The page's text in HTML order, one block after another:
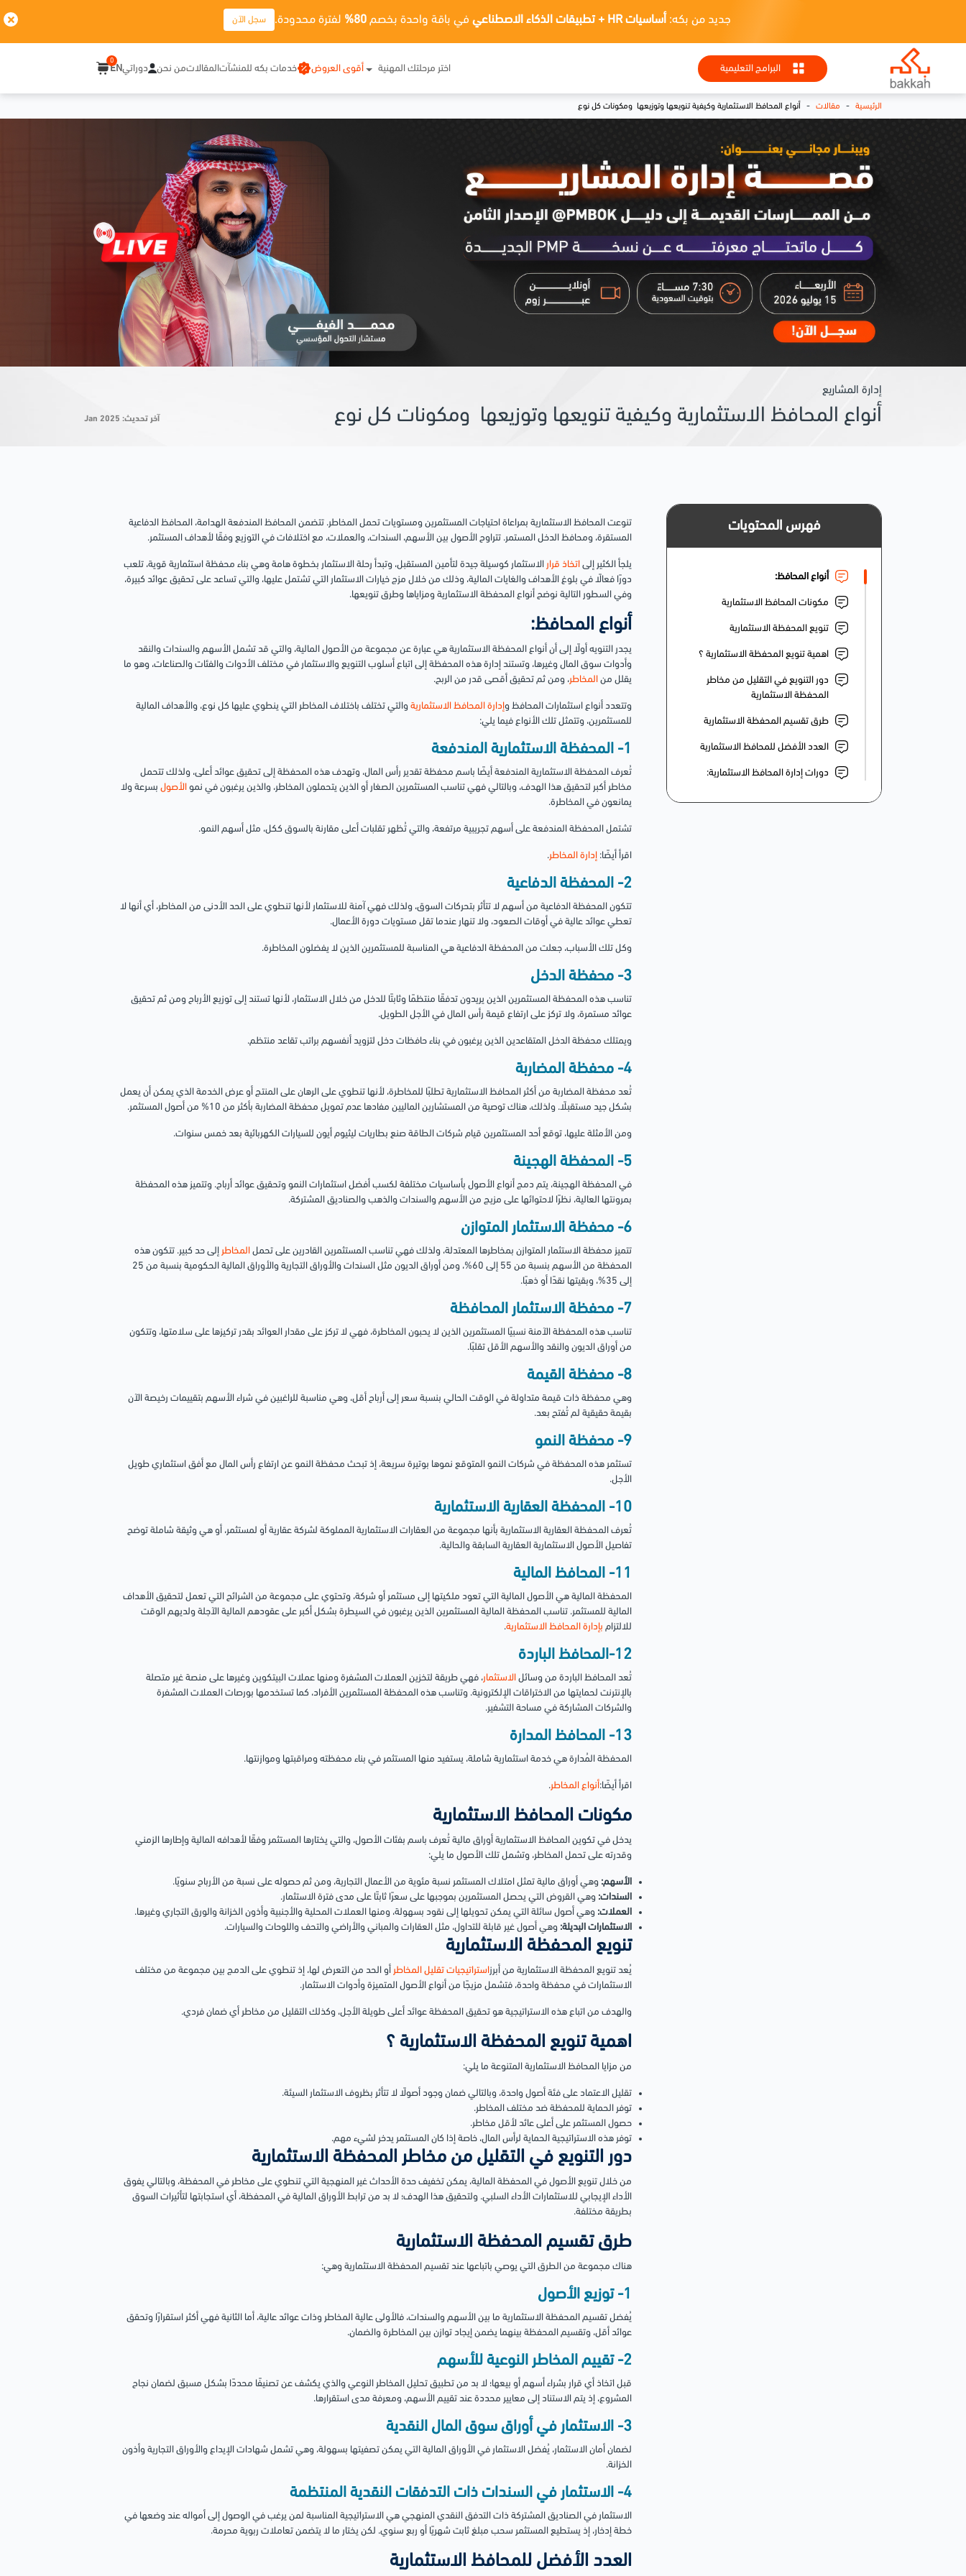
جديد من بكه: أساسيات HR + تطبيقات الذكاء الاصطناعي في باقة واحدة بخصم 80% لفترة محدودة. سجل الآن
البرامج التعليمية اختر مرحلتك المهنية أقوى العروض خدمات بكه للمنشآتالمقالاتمن نحن دوراتيEN
0
الرئيسية - مقالات - أنواع المحافظ الاستثمارية وكيفية تنويعها وتوزيعها ومكونات كل نوع
إدارة المشاريع
أنواع المحافظ الاستثمارية وكيفية تنويعها وتوزيعها ومكونات كل نوع آخر تحديث: Jan 2025
فهرس المحتويات
أنواع المحافظ:
مكونات المحافظ الاستثمارية
تنويع المحفظة الاستثمارية
اهمية تنويع المحفظة الاستثمارية ؟
دور التنويع في التقليل من مخاطر
المحفظة الاستثمارية
طرق تقسيم المحفظة الاستثمارية
العدد الأفضل للمحافظ الاستثمارية
دورات إدارة المحافظ الاستثمارية:
تنوعت المحافظ الاستثمارية بمراعاة احتياجات المستثمرين ومستويات تحمل المخاطر. تتضمن المحافظ المندفعة الهدامة، المحافظ الدفاعية
المستقرة، ومحافظ الدخل المستمر. تتراوح الأصول بين الأسهم، السندات، والعملات، مع اختلافات في التوزيع وفقًا لأهداف المستثمر.
يلجأ الكثير إلى اتخاذ قرار الاستثمار كوسيلة جيدة لتأمين المستقبل، وتبدأ رحلة الاستثمار بخطوة هامة وهي بناء محفظة استثمارية قوية، تلعب
دورًا فعالًا في بلوغ الأهداف والغايات المالية، وذلك من خلال مزج خيارات الاستثمار التي تشتمل عليها، والتي تساعد على تحقيق عوائد كبيرة،
وفي السطور التالية نوضح أنواع المحفظة الاستثمارية ومزاياها وطرق تنويعها.
أنواع المحافظ:
يجدر التنويه أولًا إلى أن أنواع المحفظة الاستثمارية هي عبارة عن مجموعة من الأصول المالية، والتي قد تشمل الأسهم والسندات والنقد
وأدوات سوق المال وغيرها، وتستند إدارة هذه المحفظة إلى اتباع أسلوب التنويع والاستثمار في مختلف الأدوات والفئات والصناعات، وهو ما
يقلل من المخاطر، ومن ثم تحقيق أقصى قدر من الربح.
وتتعدد أنواع استثمارات المحافظ وإدارة المحافظ الاستثمارية والتي تختلف باختلاف المخاطر التي ينطوي عليها كل نوع، والأهداف المالية
للمستثمرين، وتتمثل تلك الأنواع فيما يلي:
1- المحفظة الاستثمارية المندفعة
تُعرف المحفظة الاستثمارية المندفعة أيضًا باسم محفظة تقدير رأس المال، وتهدف هذه المحفظة إلى تحقيق عوائد أعلى، ولذلك تتحمل
مخاطر أكبر لتحقيق هذا الهدف، وبالتالي فهي تناسب المستثمرين الصغار أو الذين يتحملون المخاطر، والذين يرغبون في نمو الأصول بسرعة ولا
يمانعون في المخاطرة.
تشتمل المحفظة المندفعة على أسهم تجريبية مرتفعة، والتي تُظهر تقلبات أعلى مقارنة بالسوق ككل، مثل أسهم النمو.
اقرأ أيضًا: إدارة المخاطر.
2- المحفظة الدفاعية
تتكون المحفظة الدفاعية من أسهم لا تتأثر بتحركات السوق، ولذلك فهي آمنة للاستثمار لأنها تنطوي على الحد الأدنى من المخاطر، أي أنها لا
تعطي عوائد عالية في أوقات الصعود، ولا تنهار عندما تقل مستويات دورة الأعمال.
وكل تلك الأسباب، جعلت من المحفظة الدفاعية هي المناسبة للمستثمرين الذين لا يفضلون المخاطرة.
3- محفظة الدخل
تناسب هذه المحفظة المستثمرين الذين يريدون تدفقًا منتظمًا وثابتًا للدخل من خلال الاستثمار، لأنها تستند إلى توزيع الأرباح ومن ثم تحقيق
عوائد مستمرة، ولا تركز على ارتفاع قيمة رأس المال في الأجل الطويل.
ويمتلك محفظة الدخل المتقاعدين الذين يرغبون في بناء حافظات دخل لتزويد أنفسهم براتب تقاعد منتظم.
4- محفظة المضاربة
تُعد محفظة المضاربة من أكثر المحافظ الاستثمارية تطلبًا للمخاطرة، لأنها تنطوي على الرهان على المنتج أو عرض الخدمة الذي يمكن أن يعمل
بشكل جيد مستقبلًا. ولذلك، هناك توصية من المستشارين الماليين مفادها عدم تمويل محفظة المضاربة بأكثر من 10% من أصول المستثمر.
ومن الأمثلة عليها، توقع أحد المستثمرين قيام شركات الطاقة صنع بطاريات ليثيوم أيون للسيارات الكهربائية بعد خمس سنوات.
5- المحفظة الهجينة
في المحفظة الهجينة، يتم دمج أنواع الأصول بأساسيات مختلفة لكسب أفضل استثمارات النمو وتحقيق عوائد أرباح. وتتميز هذه المحفظة
بمرونتها العالية، نظرًا لاحتوائها على مزيج من الأسهم والسندات والذهب والصناديق المشتركة.
6- محفظة الاستثمار المتوازن
تتميز محفظة الاستثمار المتوازن بمخاطرها المعتدلة، ولذلك فهي تناسب المستثمرين القادرين على تحمل المخاطر إلى حد كبير. تتكون هذه
المحفظة من الأسهم بنسبة من 55 إلى 60%، ومن أوراق الديون مثل السندات والأوراق التجارية والأوراق المالية الحكومية بنسبة من 25
إلى 35%، وبقيتها نقدًا أو ذهبًا.
7- محفظة الاستثمار المحافظة
تناسب هذه المحفظة الآمنة نسبيًا المستثمرين الذين لا يحبون المخاطرة، فهي لا تركز على مقدار العوائد بقدر تركيزها على سلامتها، وتتكون
من أوراق الديون والنقد والأسهم الأقل تقلبًا.
8- محفظة القيمة
وهي محفظة ذات قيمة متداولة في الوقت الحالي بنسبة سعر إلى أرباح أقل، وهي مناسبة للراغبين في شراء الأسهم بتقييمات رخيصة الآن
بقيمة حقيقية لم تُفتح بعد.
9- محفظة النمو
تستثمر هذه المحفظة في شركات النمو المتوقع نموها بوتيرة سريعة، إذ تبحث محفظة النمو عن ارتفاع رأس المال مع أفق استثماري طويل
الأجل.
10- المحفظة العقارية الاستثمارية
تُعرف المحفظة العقارية الاستثمارية بأنها مجموعة من العقارات الاستثمارية المملوكة لشركة عقارية أو لمستثمر، أو هي وثيقة شاملة توضح
تفاصيل الأصول الاستثمارية العقارية السابقة والحالية.
11- المحافظ المالية
المحفظة المالية هي الأصول المالية التي تعود ملكيتها إلى مستثمر أو شركة، وتحتوي على مجموعة من الشرائح التي تعمل لتحقيق الأهداف
المالية للمستثمر. تناسب المحفظة المالية المستثمرين الذين يرغبون في السيطرة بشكل أكبر على عقودهم المالية الآجلة ولديهم الوقت
للالتزام بإدارة المحافظ الاستثمارية.
12-المحافظ الباردة
تُعد المحافظ الباردة من وسائل الاستثمار، فهي طريقة لتخزين العملات المشفرة ومنها عملات البيتكوين وغيرها على منصة غير متصلة
بالإنترنت لحمايتها من الاختراقات الإلكترونية. وتناسب هذه المحفظة المستثمرين الأفراد، كما تستخدمها بورصات العملات المشفرة
والشركات المشاركة في مساحة التشفير.
13- المحافظ المدارة
المحفظة المُدارة هي خدمة استثمارية شاملة، يستفيد منها المستثمر في بناء محفظته ومراقبتها وموازنتها.
اقرأ أيضًا:أنواع المخاطر.
مكونات المحافظ الاستثمارية
يدخل في تكوين المحافظ الاستثمارية أوراق مالية تُعرف باسم بفئات الأصول، والتي يختارها المستثمر وفقًا لأهدافه المالية وإطارها الزمني
وقدرته على تحمل المخاطر، وتشمل تلك الأصول ما يلي:
الأسهم: وهي أوراق مالية تمثل امتلاك المستثمر نسبة مئوية من الأعمال التجارية، ومن ثم حصوله على نسبة من الأرباح سنويًا.
السندات: وهي القروض التي يحصل المستثمرين بموجبها على سعرًا ثابتًا على مدى فترة الاستثمار.
العملات: وهي أصول سائلة التي يمكن تحويلها إلى نقود بسهولة، ومنها العملات المحلية والأجنبية وأذون الخزانة والورق التجاري وغيرها.
الاستثمارات البديلة: وهي أصول غير قابلة للتداول، مثل العقارات والمباني والأراضي والتحف واللوحات والسيارات.
تنويع المحفظة الاستثمارية
يُعد تنويع المحفظة الاستثمارية من أبرزاستراتيجيات تقليل المخاطر أو الحد من التعرض لها، إذ تنطوي على الدمج بين مجموعة من مختلف
الاستثمارات في محفظة واحدة، فتشمل مزيجًا من أنواع الأصول المتميزة وأدوات الاستثمار.
والهدف من اتباع هذه الاستراتيجية هو تحقيق المحفظة عوائد أعلى طويلة الأجل، وكذلك التقليل من مخاطر أي ضمان فردي.
اهمية تنويع المحفظة الاستثمارية ؟
من مزايا المحافظ الاستثمارية المتنوعة ما يلي:
تقليل الاعتماد على فئة أصول واحدة، وبالتالي ضمان وجود أصولًا لا تتأثر بظروف الاستثمار السيئة.
توفر الحماية للمحفظة ضد مختلف المخاطر.
حصول المستثمر على أعلى عائد لأقل مخاطر.
توفر هذه الاستراتيجية الحماية لرأس المال، خاصة إذا كان المستثمر يدخر لشيء مهم.
دور التنويع في التقليل من مخاطر المحفظة الاستثمارية
من خلال تنويع الأصول في المحفظة المالية، يمكن تخفيف حدة الأحداث غير المنهجية التي تنطوي على مخاطر في المحفظة، وبالتالي يفوق
الأداء الإيجابي للاستثمارات الأداء السلبي. ولتحقيق هذا الهدف؛ لا بد من ترابط الأوراق المالية في المحفظة، أي استجابتها لتأثيرات السوق
بطريقة مختلفة.
طرق تقسيم المحفظة الاستثمارية
هناك مجموعة من الطرق التي يوصي باتباعها عند تقسيم المحفظة الاستثمارية وهي:
1- توزيع الأصول
يُفضل تقسيم المحفظة الاستثمارية ما بين الأسهم والسندات، فالأولى عالية المخاطر وذات عوائد عالية، أما الثانية فهي أكثر استقرارًا وتحقق
عوائد أقل، وتقسيم المحفظة بينهما يضمن إيجاد توازن بين المخاطرة والضمان.
2- تقييم المخاطر النوعية للأسهم
قبل اتخاذ أي قرار بشراء أسهم أو بيعها؛ لا بد من تطبيق تحليل المخاطر النوعي والذي يكشف عن تصنيفًا محددًا بشكل مسبق لضمان نجاح
المشروع، إذ يتم الاستناد إلى معايير محددة عند تقييم الأسهم، ومعرفة مدى استقرارها.
3- الاستثمار في أوراق سوق المال النقدية
لضمان أمان الاستثمار، يُفضل الاستثمار في الأوراق المالية التي يمكن تصفيتها بسهولة، وهي تشمل شهادات الإيداع والأوراق التجارية وأذون
الخزانة.
4- الاستثمار في السندات ذات التدفقات النقدية المنتظمة
الاستثمار في الصناديق المشتركة ذات التدفق النقدي المنهجي هي الاستراتيجية المناسبة لمن يرغب في الوصول إلى أمواله عند وضعها في
خطة إدخار، إذ يستطيع المستثمر سحب مبلغ ثابت شهريًا أو ربع سنوي. لكن يختار ما لا يتضمن تعاملات ربوية محرمة.
العدد الأفضل للمحافظ الاستثمارية